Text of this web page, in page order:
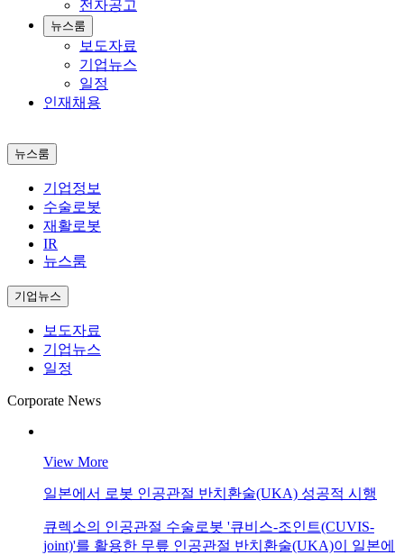
전자공고
뉴스룸
보도자료
기업뉴스
일정
인재채용
뉴스룸
기업정보
수술로봇
재활로봇
IR
뉴스룸
기업뉴스
보도자료
기업뉴스
일정
Corporate News
View More
일본에서 로봇 인공관절 반치환술(UKA) 성공적 시행
큐렉소의 인공관절 수술로봇 '큐비스-조인트(CUVIS-
joint)'를 활용한 무릎 인공관절 반치환술(UKA)이 일본에